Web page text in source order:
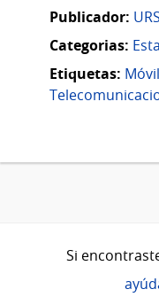
Publicador:
Categorias:
Etiquetas: Móvil
Si